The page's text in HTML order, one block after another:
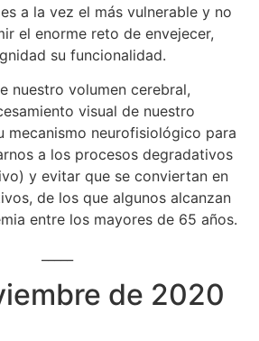
a la vez el más vulnerable y no
el enorme reto de envejecer,
su funcionalidad.
volumen cerebral,
visual de nuestro
mecanismo neurofisiológico para
a los procesos degradativos
y evitar que se conviertan en
de los que algunos alcanzan
entre los mayores de 65 años.
de 2020